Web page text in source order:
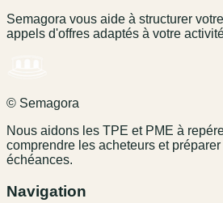
Semagora vous aide à structurer
appels d'offres adaptés à votre
© Semagora
Nous aidons les TPE et PME à
comprendre les acheteurs et
échéances.
Navigation